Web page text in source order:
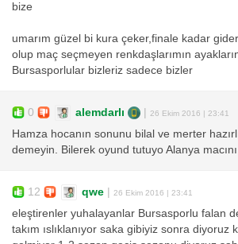
bize
umarım güzel bi kura çeker,finale kadar
olup maç seçmeyen renkdaşlarımın
Bursasporlular bizleriz sadece bizler
0 alemdarlı | 26 Ekim 2016 | 23:41
Hamza hocanın sonunu bilal ve merter
demeyin. Bilerek oyund tutuyo Alanya
12 qwe | 26 Ekim 2016 | 23:41
eleştirenler yuhalayanlar Bursasporlu falan
takım ıslıklanıyor saka gibiyiz sonra diyoruz